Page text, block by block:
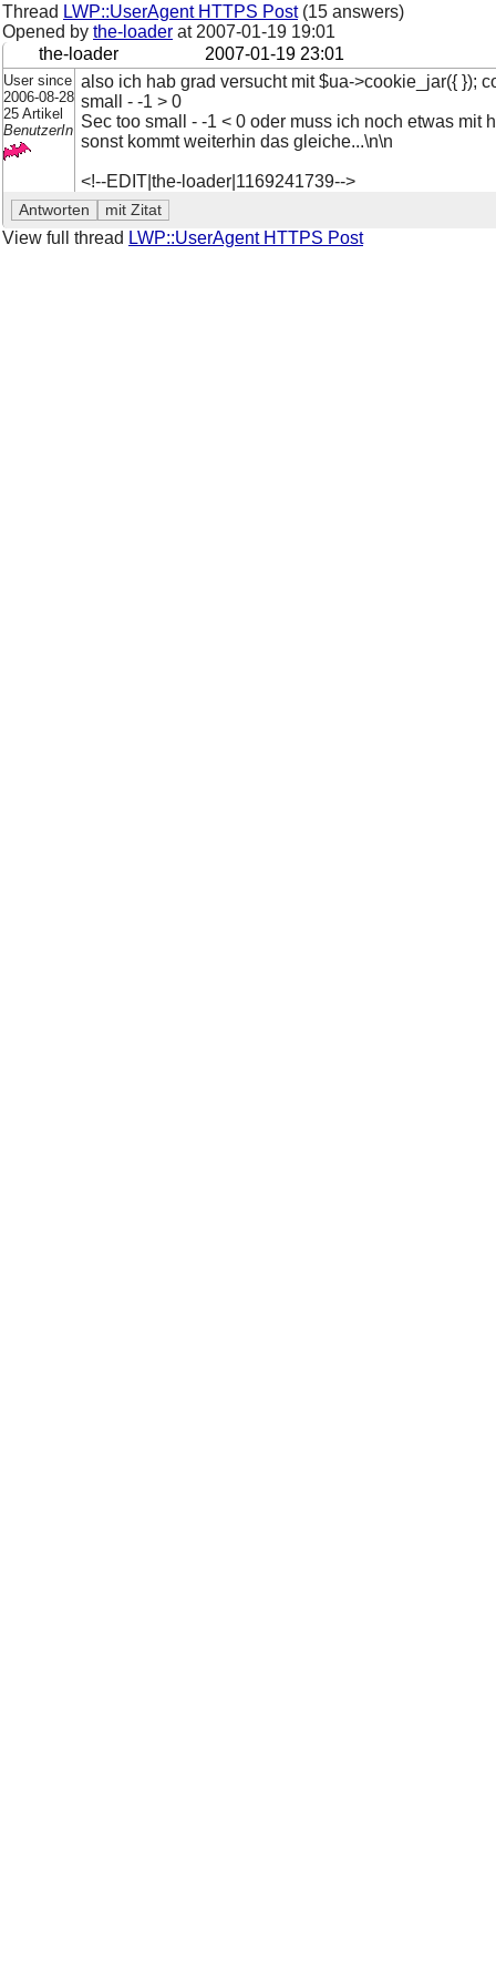
Thread LWP::UserAgent HTTPS Post(15 answers)
Opened by the-loader at 2007-01-19 19:01
the-loader
2007-01-19 23:01
User since
2006-08-28
25 Artikel
BenutzerIn
also ich hab grad versucht mit $ua->cookie_jar({ });
small - -1 > 0
Sec too small - -1 < 0 oder muss ich noch etwas mit
sonst kommt weiterhin das gleiche...\n\n
<!--EDIT|the-loader|1169241739-->
View full thread LWP::UserAgent HTTPS Post